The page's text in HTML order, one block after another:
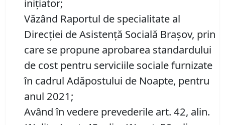
inițiator;
Văzând Raportul de specialitate al
Direcției de Asistență Socială Brașov, prin
care se propune aprobarea standardului
de cost pentru serviciile sociale furnizate
în cadrul Adăpostului de Noapte, pentru
anul 2021;
Având în vedere prevederile art. 42, alin.